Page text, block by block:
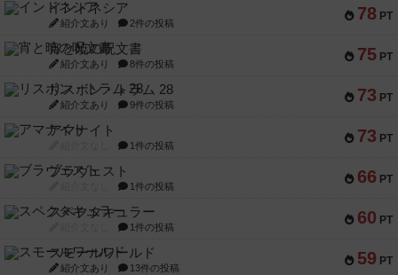
78 PT
インドネシア
紹介文あり 2件の投稿
75 PT
宵と暁の呪文書
紹介文あり 8件の投稿
73 PT
リスボン・トラム 28
紹介文あり 9件の投稿
73 PT
アマナイト
1件の投稿
66 PT
ブラヴェスト
1件の投稿
60 PT
スペクタキュラー
1件の投稿
59 PT
スモールワールド
紹介文あり 13件の投稿